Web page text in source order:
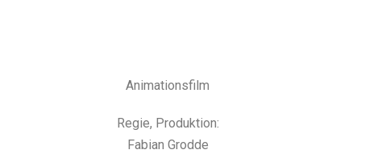
Animationsfilm
Regie, Produktion:
Fabian Grodde